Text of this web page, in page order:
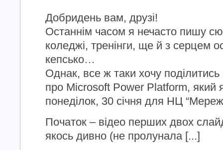
Добридень вам, друзі!
Останнім часом я нечасто пишу
коледжі, тренінги, ще й з серцем
кепсько…
Однак, все ж таки хочу
про Microsoft Power Platform, який
понеділок, 30 січня для НЦ
Початок – відео перших двох
якось дивно (не пролунала [...]